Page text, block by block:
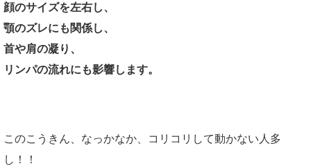
顔のサイズを左右し、
顎のズレにも関係し、
首や肩の凝り、
リンパの流れにも影響します。
このこうきん、なっかなか、コリコリして動かない人多
し！！